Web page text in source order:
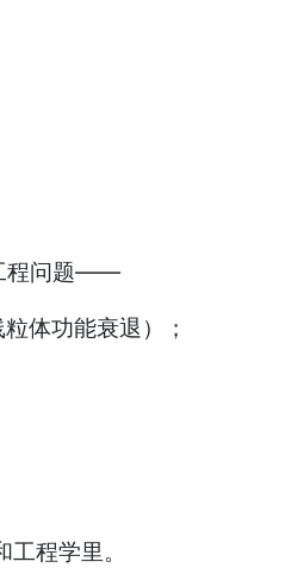
程问题——
体功能衰退）；
程学里。